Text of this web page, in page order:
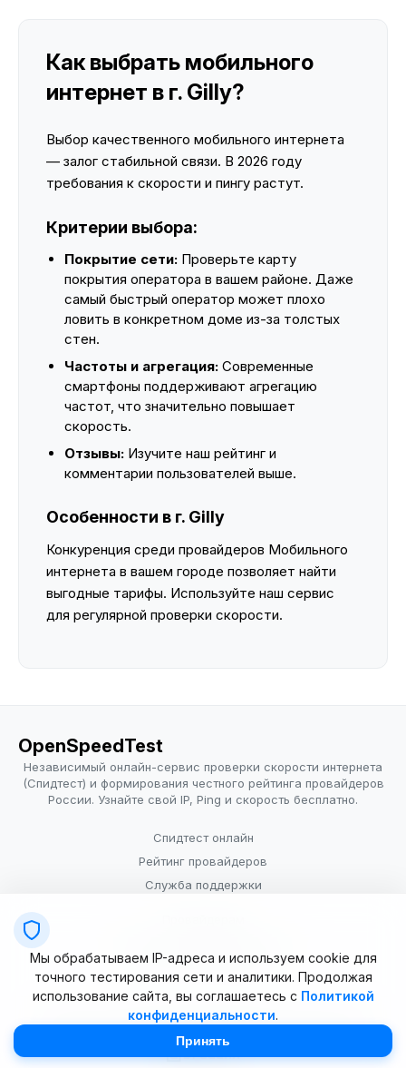
Как выбрать мобильного
интернет в г. Gilly?
Выбор качественного мобильного интернета
— залог стабильной связи. В 2026 году
требования к скорости и пингу растут.
Критерии выбора:
Покрытие сети: Проверьте карту
покрытия оператора в вашем районе. Даже
самый быстрый оператор может плохо
ловить в конкретном доме из-за толстых
стен.
Частоты и агрегация: Современные
смартфоны поддерживают агрегацию
частот, что значительно повышает
скорость.
Отзывы: Изучите наш рейтинг и
комментарии пользователей выше.
Особенности в г. Gilly
Конкуренция среди провайдеров Мобильного
интернета в вашем городе позволяет найти
выгодные тарифы. Используйте наш сервис
для регулярной проверки скорости.
OpenSpeedTest
Независимый онлайн-сервис проверки скорости интернета
(Спидтест) и формирования честного рейтинга провайдеров
России. Узнайте свой IP, Ping и скорость бесплатно.
Спидтест онлайн
Рейтинг провайдеров
Служба поддержки
Условия использования
© 2025–2026 OpenSpeedTest (ИП Долматова В.В.). Все права
Мы обрабатываем IP-адреса и используем cookie для
точного тестирования сети и аналитики. Продолжая
использование сайта, вы соглашаетесь с Политикой
конфиденциальности.
Принять